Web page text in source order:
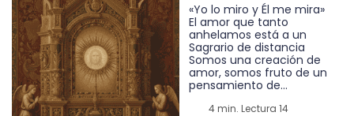
«Yo lo miro y Él me mira»
El amor que tanto
anhelamos está a un
Sagrario de distancia
Somos una creación de
amor, somos fruto de un
pensamiento de...
4 min. Lectura 14